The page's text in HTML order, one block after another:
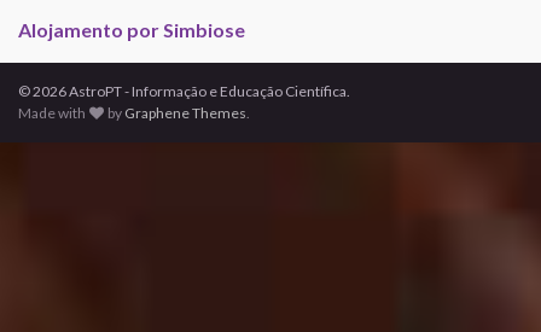
Alojamento por Simbiose
© 2026 AstroPT - Informação e Educação Científica.
Made with
by Graphene Themes.